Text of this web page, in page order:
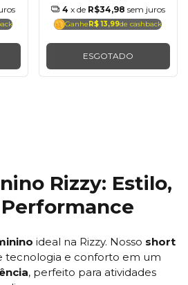
4 x de R$34,98 sem juros
Ganhe R$ 13,99de cashback
ESGOTADO
Rizzy: Estilo,
ideal na Rizzy. Nosso short
tecnologia e conforto em um
, perfeito para atividades